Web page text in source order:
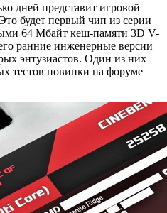
дней представит игровой
будет первый чип из серии
64 Мбайт кеш-памяти 3D V-
ранние инженерные версии
энтузиастов. Один из них
тестов новинки на форуме